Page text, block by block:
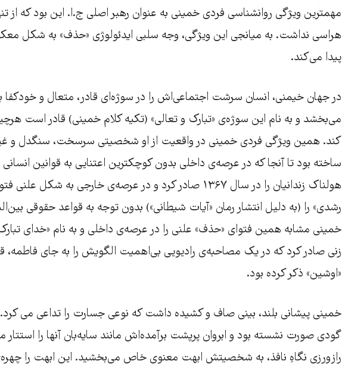
مهمترین ویژگی روانشناسی فردی خمینی به عنوان رهبر اصلی ج.ا. این بود که از
هراسی نداشت. به میانجی این ویژگی، وجه سلبی ایدئولوژی «حذف» به شکل
پیدا می‌کند.
در جهان خیمنی، انسان سرشت اجتماعی‌اش را در سوژه‌ای قادر، متعال و خودکفا
می‌بخشد و به نام این سوژه‌ی‌ «تبارک و تعالی» (تکیه کلام خمینی) قادر است
کند. همین ویژگی فردی خمینی در واقعیت از او شخصیتی سرسخت، سنگدل و
ساخته بود تا آنجا که در عرصه‌ی داخلی بدون کوچکترین اعتنایی به قوانین
هولناک زندانیان را در سال ۱۳۶۷ صادر کرد و در عرصه‌ی خارجی به
رشدی» را (به دلیل انتشار رمان «آیات شیطانی») بدون توجه به قواعد حقوقی
خمینی مشابه همین فتوای «حذف» علنی را در عرصه‌ی داخلی و به نام «خدای
زنی صادر کرد که در یک مصاحبه‌ی رادیویی بی‌اهمیت الگویش را به جای فاطمه،
«اوشین» ذکر کرده بود.
خمینی پیشانی بلند، بینی صاف و کشیده داشت که نوعی جسارت را تداعی می
گودی صورت نشسته بود و ابروان پرپشت برآمده‌اش مانند سایه‌بان آنها را استتار
رازورزی نگاهِ نافذ، به شخصیتش ابهت معنوی خاص می‌بخشید. این ابهت را